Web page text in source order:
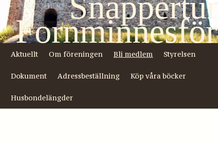
Aktuellt Om föreningen Bli medlem Styrelsen
Dokument Adressbeställning Köp våra böcker
Husbondelängder